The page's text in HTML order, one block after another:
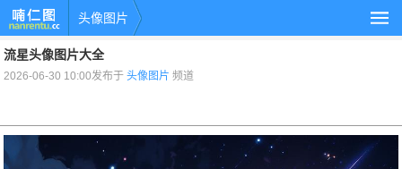
头像图片
流星头像图片大全
2026-06-30 10:00发布于头像图片 频道